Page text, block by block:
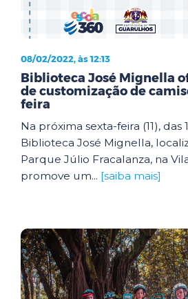
08/02/2022, às 12:13
Biblioteca José Mignella
de customização de
feira
Na próxima sexta-feira (11), das
Biblioteca José Mignella,
Parque Júlio Fracalanza, na
promove um... [saiba mais]